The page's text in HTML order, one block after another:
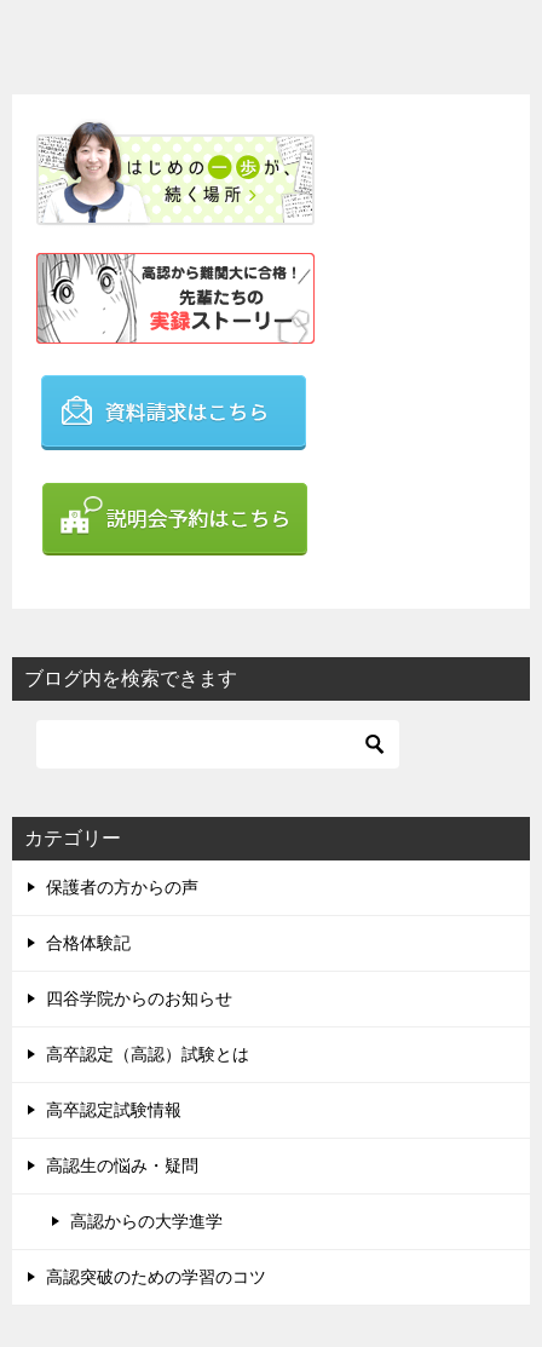
ブログ内を検索できます
カテゴリー
保護者の方からの声
合格体験記
四谷学院からのお知らせ
高卒認定（高認）試験とは
高卒認定試験情報
高認生の悩み・疑問
高認からの大学進学
高認突破のための学習のコツ